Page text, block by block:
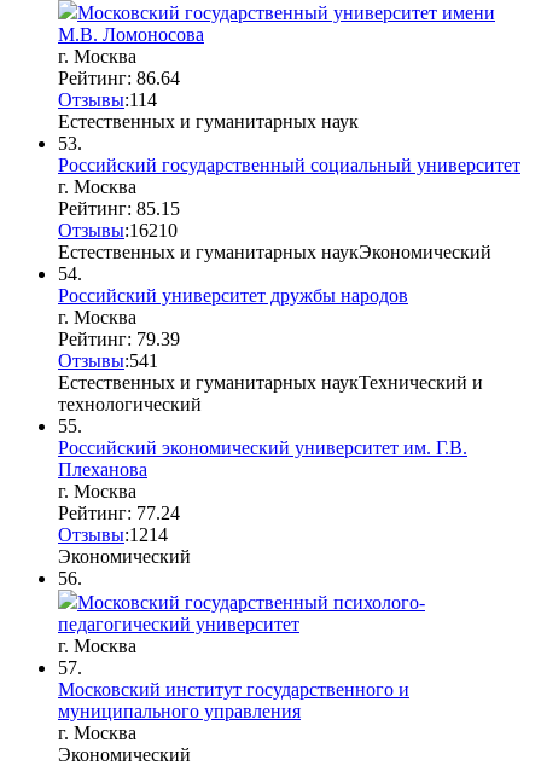
Московский государственный университет имени
М.В. Ломоносова
г. Москва
Рейтинг: 86.64
Отзывы:114
Естественных и гуманитарных наук
53.
Российский государственный социальный университет
г. Москва
Рейтинг: 85.15
Отзывы:16210
Естественных и гуманитарных наукЭкономический
54.
Российский университет дружбы народов
г. Москва
Рейтинг: 79.39
Отзывы:541
Естественных и гуманитарных наукТехнический и
технологический
55.
Российский экономический университет им. Г.В.
Плеханова
г. Москва
Рейтинг: 77.24
Отзывы:1214
Экономический
56.
Московский государственный психолого-
педагогический университет
г. Москва
57.
Московский институт государственного и
муниципального управления
г. Москва
Экономический